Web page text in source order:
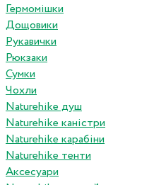
Гермомішки
Дощовики
Рукавички
Рюкзаки
Сумки
Чохли
Naturehike душ
Naturehike каністри
Naturehike карабіни
Naturehike тенти
Аксесуари